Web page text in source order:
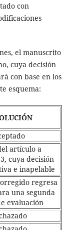
con
el manuscrito
cuya decisión
con base en los
esquema:
artículo a
cuya decisión
e inapelable
regresa
una segunda
evaluación